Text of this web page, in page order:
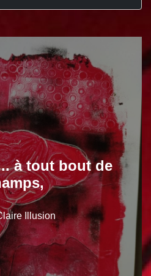
à tout bout de
Illusion